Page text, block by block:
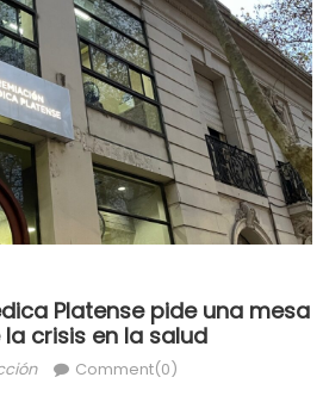
Platense pide una mesa
crisis en la salud
Comment(0)